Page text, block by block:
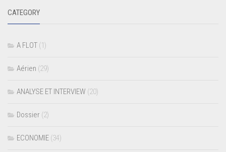
CATEGORY
A FLOT (1)
Aérien (29)
ANALYSE ET INTERVIEW (20)
Dossier (2)
ECONOMIE (34)